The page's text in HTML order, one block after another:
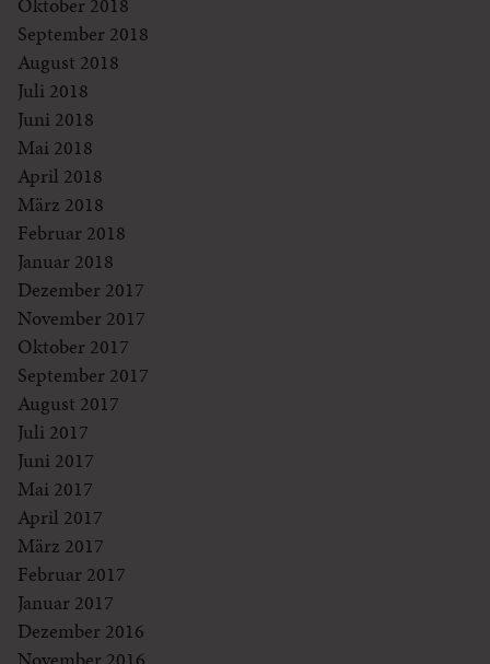
September 2018
August 2018
Juli 2018
Juni 2018
Mai 2018
April 2018
März 2018
Februar 2018
Januar 2018
Dezember 2017
November 2017
Oktober 2017
September 2017
August 2017
Juli 2017
Juni 2017
Mai 2017
April 2017
März 2017
Februar 2017
Januar 2017
Dezember 2016